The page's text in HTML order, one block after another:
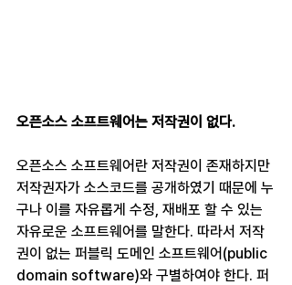
오픈소스 소프트웨어는 저작권이 없다.
오픈소스 소프트웨어란 저작권이 존재하지만
저작권자가 소스코드를 공개하였기 때문에 누
구나 이를 자유롭게 수정, 재배포 할 수 있는
자유로운 소프트웨어를 말한다. 따라서 저작
권이 없는 퍼블릭 도메인 소프트웨어(public
domain software)와 구별하여야 한다. 퍼